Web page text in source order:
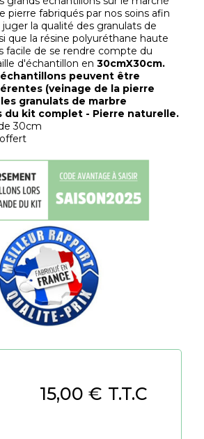
pierre fabriqués par nos soins afin
la qualité des granulats de
que la résine polyuréthane haute
facile de se rendre compte du
d'échantillon en 30cmX30cm.
peuvent être
(veinage de la pierre
granulats de marbre
du kit complet - Pierre naturelle.
30cm
15,00 € T.T.C